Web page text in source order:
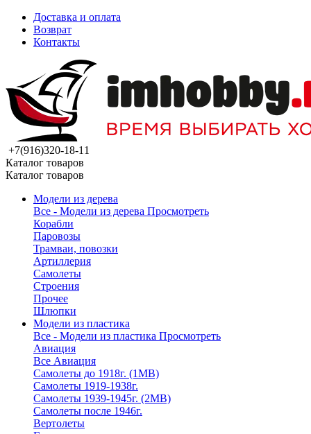
Доставка и оплата
Возврат
Контакты
+7(916)320-18-11
Каталог товаров
Каталог товаров
Модели из дерева
Все - Модели из дерева Просмотреть
Корабли
Паровозы
Трамваи, повозки
Артиллерия
Самолеты
Строения
Прочее
Шлюпки
Модели из пластика
Все - Модели из пластика Просмотреть
Авиация
Все Авиация
Самолеты до 1918г. (1МВ)
Самолеты 1919-1938г.
Самолеты 1939-1945г. (2МВ)
Самолеты после 1946г.
Вертолеты